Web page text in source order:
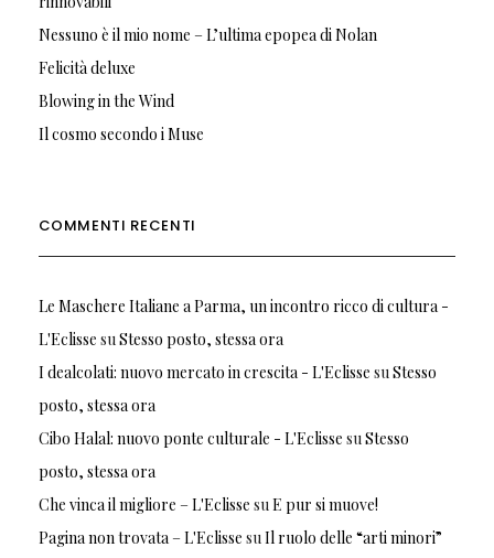
Nessuno è il mio nome – L’ultima epopea di Nolan
Felicità deluxe
Blowing in the Wind
Il cosmo secondo i Muse
COMMENTI RECENTI
Le Maschere Italiane a Parma, un incontro ricco di cultura -
L'Eclisse su Stesso posto, stessa ora
I dealcolati: nuovo mercato in crescita - L'Eclisse su Stesso
posto, stessa ora
Cibo Halal: nuovo ponte culturale - L'Eclisse su Stesso
posto, stessa ora
Che vinca il migliore – L'Eclisse su E pur si muove!
Pagina non trovata – L'Eclisse su Il ruolo delle “arti minori”